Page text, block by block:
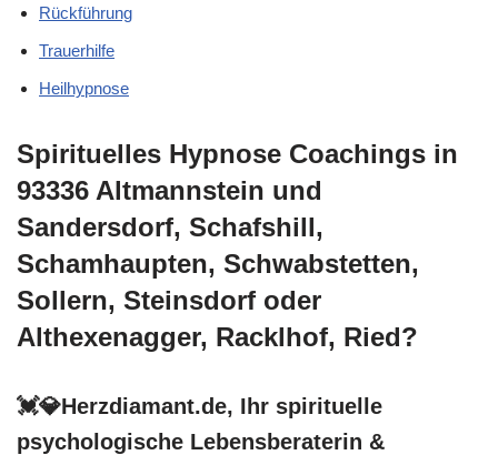
Rückführung
Trauerhilfe
Heilhypnose
Spirituelles Hypnose Coachings in
93336 Altmannstein und
Sandersdorf, Schafshill,
Schamhaupten, Schwabstetten,
Sollern, Steinsdorf oder
Althexenagger, Racklhof, Ried?
💓️💎Herzdiamant.de, Ihr spirituelle
psychologische Lebensberaterin &